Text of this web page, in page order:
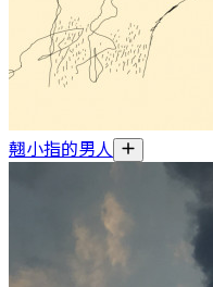
翹小指的男人